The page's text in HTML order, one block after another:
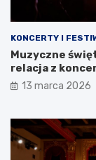
KONCERTY I
Muzyczne
relacja z
13 marca 2026